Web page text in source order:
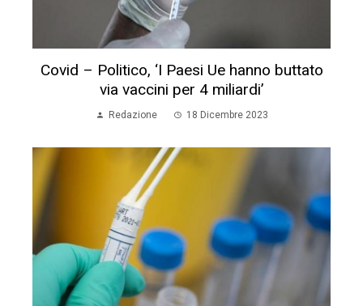
Covid – Politico, ‘I Paesi Ue hanno buttato
via vaccini per 4 miliardi’
Redazione 18 Dicembre 2023